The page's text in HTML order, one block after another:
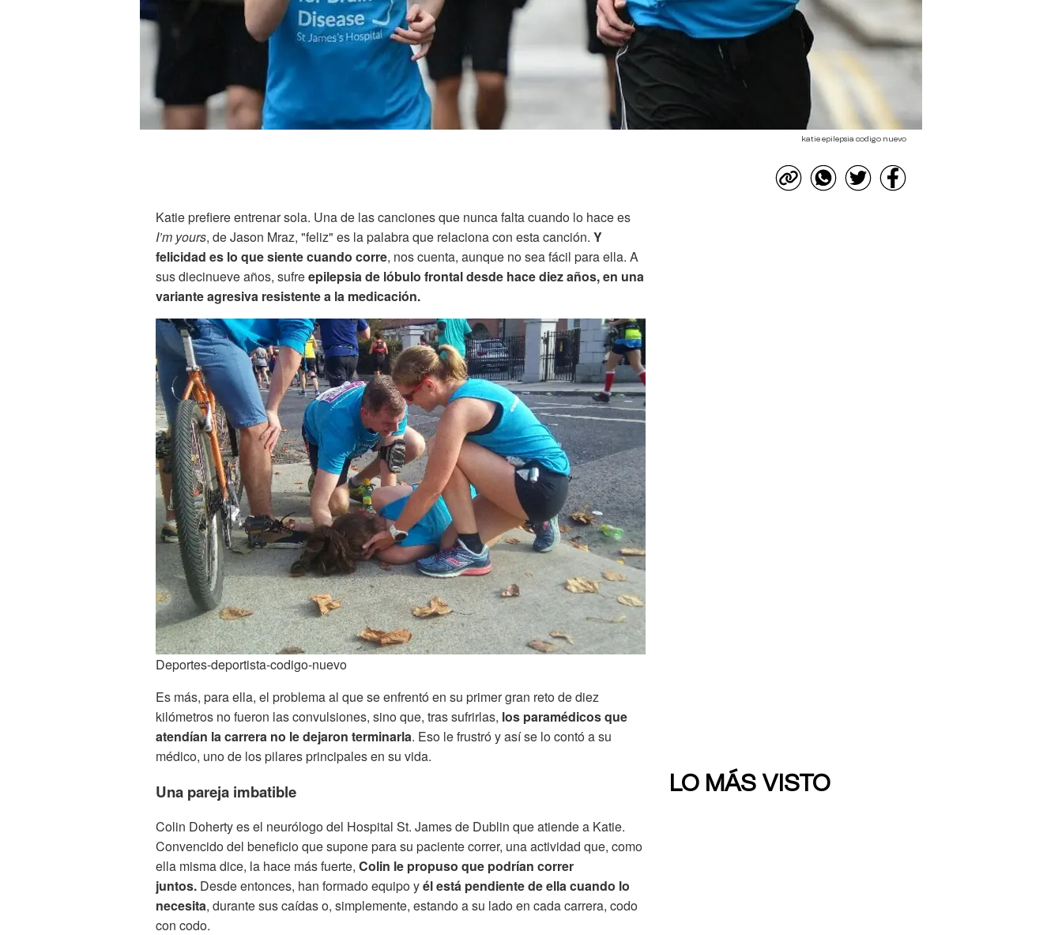
katie epilepsia codigo nuevo
Katie prefiere entrenar sola. Una de las canciones que nunca falta cuando lo hace es
I’m yours, de Jason Mraz, "feliz" es la palabra que relaciona con esta canción. Y
felicidad es lo que siente cuando corre, nos cuenta, aunque no sea fácil para ella. A
sus diecinueve años, sufreepilepsia de lóbulo frontal desde hace diez años, en una
variante agresiva resistente a la medicación.
Deportes-deportista-codigo-nuevo
Es más, para ella, el problema al que se enfrentó en su primer gran reto de diez
kilómetros no fueron las convulsiones, sino que, tras sufrirlas, los paramédicos que
atendían la carrera no le dejaron terminarla. Eso le frustró y así se lo contó a su
médico, uno de los pilares principales en su vida.
Una pareja imbatible
Colin Doherty es el neurólogo del Hospital St. James de Dublin que atiende a Katie.
Convencido del beneficio que supone para su paciente correr, una actividad que, como
ella misma dice, la hace más fuerte, Colin le propuso que podrían correr
juntos. Desde entonces, han formado equipo yél está pendiente de ella cuando lo
necesita, durante sus caídas o, simplemente, estando a su lado en cada carrera, codo
con codo.
LO MÁS VISTO